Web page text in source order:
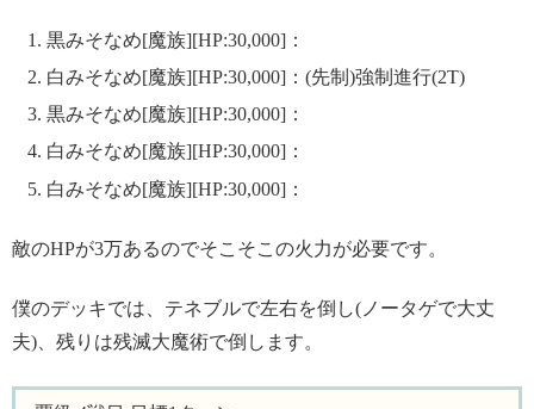
黒みそなめ[魔族][HP:30,000]：
白みそなめ[魔族][HP:30,000]：(先制)強制進行(2T)
黒みそなめ[魔族][HP:30,000]：
白みそなめ[魔族][HP:30,000]：
白みそなめ[魔族][HP:30,000]：
敵のHPが3万あるのでそこそこの火力が必要です。
僕のデッキでは、テネブルで左右を倒し(ノータゲで大丈
夫)、残りは残滅大魔術で倒します。